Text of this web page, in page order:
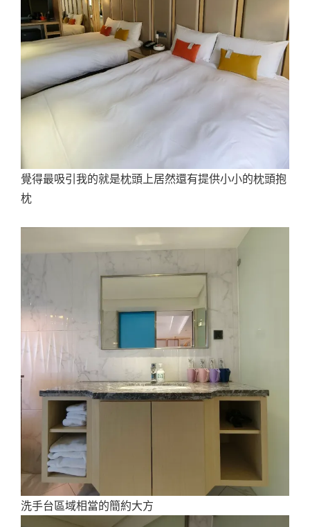
覺得最吸引我的就是枕頭上居然還有提供小小的枕頭抱
枕
洗手台區域相當的簡約大方